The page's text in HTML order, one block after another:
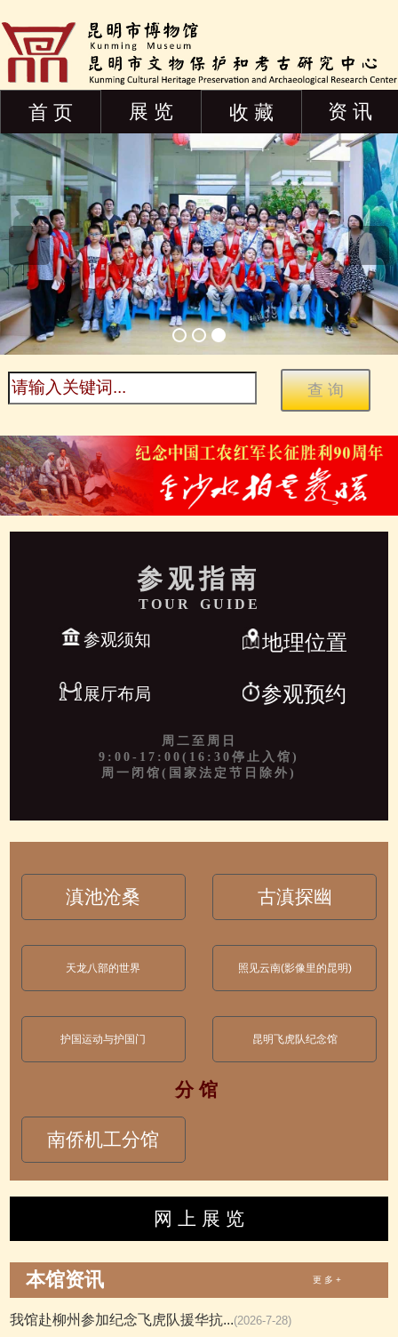
首 页 展 览 收 藏 资 讯
参观指南
TOUR GUIDE
参观须知 地理位置
展厅布局 参观预约
周二至周日
9:00-17:00(16:30停止入馆)
周一闭馆(国家法定节日除外)
滇池沧桑 古滇探幽
天龙八部的世界 照见云南(影像里的昆明)
护国运动与护国门 昆明飞虎队纪念馆
分 馆
南侨机工分馆
网 上 展 览
本馆资讯 更 多 +
我馆赴柳州参加纪念飞虎队援华抗...(2026-7-28)